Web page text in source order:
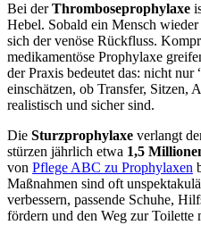
Bei derThromboseprophylaxe
Hebel. Sobald ein Mensch
sich der venöse Rückfluss.
medikamentöse Prophylaxe
der Praxis bedeutet das: nicht nur
einschätzen, ob Transfer, Sitzen,
realistisch und sicher sind.
Die Sturzprophylaxe verlangt
stürzen jährlich etwa 1,5
von Pflege ABC zu Prophylaxen
Maßnahmen sind oft
verbessern, passende Schuhe,
fördern und den Weg zur Toilette